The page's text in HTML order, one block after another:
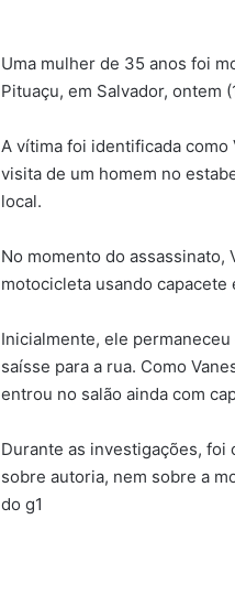
Uma mulher de 35 anos foi
Pituaçu, em Salvador, ontem
A vítima foi identificada como
visita de um homem no
local.
No momento do assassinato,
motocicleta usando capacete
Inicialmente, ele
saísse para a rua. Como
entrou no salão ainda com
Durante as investigações, foi
sobre autoria, nem sobre a
do g1